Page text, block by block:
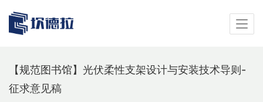
【规范图书馆】光伏柔性支架设计与安装技术导则-
征求意见稿